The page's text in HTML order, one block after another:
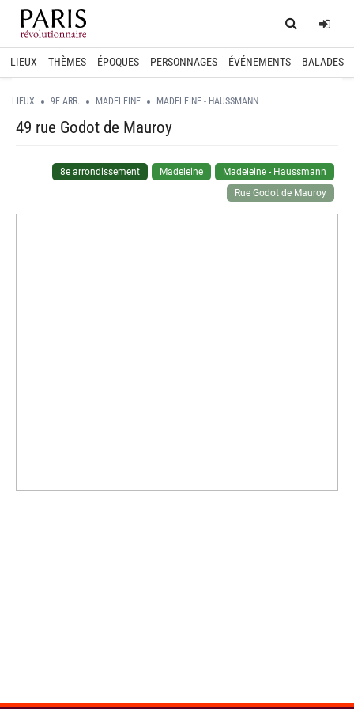
Home
LIEUX THÈMES ÉPOQUES PERSONNAGES ÉVÉNEMENTS BALADES
LIEUX 9E ARR. MADELEINE MADELEINE - HAUSSMANN
49 rue Godot de Mauroy
8e arrondissement Madeleine
Madeleine - Haussmann
Rue Godot de Mauroy